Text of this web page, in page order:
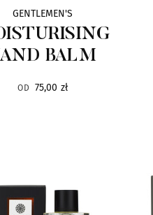
GENTLEMEN'S
BALM
OD 75,00 zł